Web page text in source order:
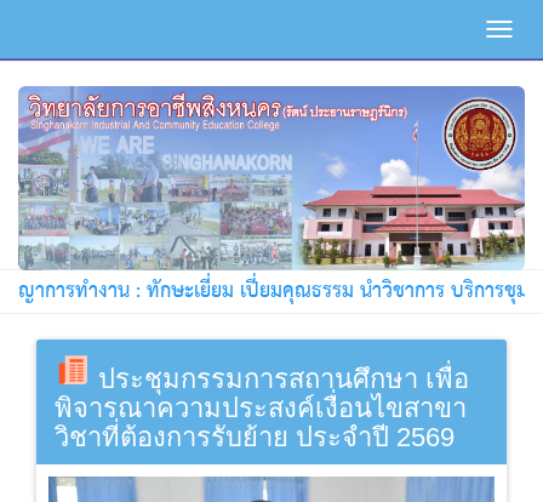
าการทำงาน : ทักษะเยี่ยม เปี่ยมคุณธรรม นำวิชาการ บริการชุมชน
ประชุมกรรมการสถานศึกษา เพื่อ
พิจารณาความประสงค์เงื่อนไขสาขา
วิชาที่ต้องการรับย้าย ประจำปี 2569